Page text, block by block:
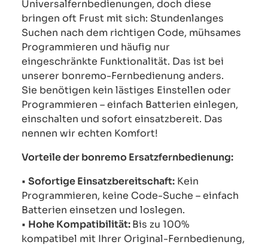
Universalfernbedienungen, doch diese
bringen oft Frust mit sich: Stundenlanges
Suchen nach dem richtigen Code, mühsames
Programmieren und häufig nur
eingeschränkte Funktionalität. Das ist bei
unserer bonremo-Fernbedienung anders.
Sie benötigen kein lästiges Einstellen oder
Programmieren – einfach Batterien einlegen,
einschalten und sofort einsatzbereit. Das
nennen wir echten Komfort!
Vorteile der bonremo Ersatzfernbedienung:
• Sofortige Einsatzbereitschaft: Kein
Programmieren, keine Code-Suche – einfach
Batterien einsetzen und loslegen.
• Hohe Kompatibilität:Bis zu 100%
kompatibel mit Ihrer Original-Fernbedienung,